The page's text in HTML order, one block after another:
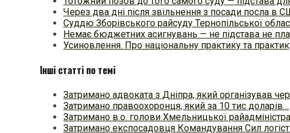
Через два дні після звільнення з посади посла
Суддю Зборівського райсуду Тернопільської
Немає бюджетних асигнувань — не підстава не
Усиновлення. Про національну практику та
Інші статті по темі
Затримано адвоката з Дніпра, який організував
Затримано правоохоронця, який за 10 тис доларів…
Затримано в.о. голови Хмельницької
Затримано експосадовця Командування Сил